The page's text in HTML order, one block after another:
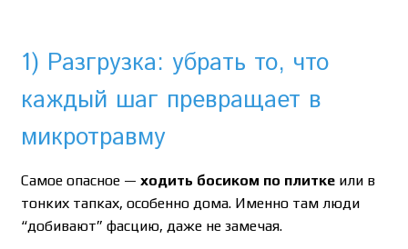
1) Разгрузка: убрать то, что
каждый шаг превращает в
микротравму
Самое опасное — ходить босиком по плиткеили в
тонких тапках, особенно дома. Именно там люди
“добивают” фасцию, даже не замечая.